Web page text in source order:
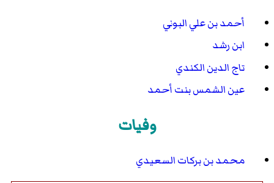
أحمد بن علي البوني
ابن رشد
تاج الدين الكندي
عين الشمس بنت أحمد
وفيات
محمد بن بركات السعيدي